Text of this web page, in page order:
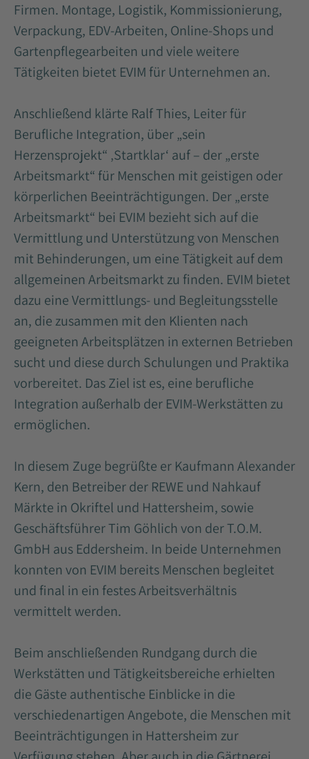
Firmen. Montage, Logistik, Kommissionierung,
Verpackung, EDV-Arbeiten, Online-Shops und
Gartenpflegearbeiten und viele weitere
Tätigkeiten bietet EVIM für Unternehmen an.
Anschließend klärte Ralf Thies, Leiter für
Berufliche Integration, über „sein
Herzensprojekt“ ‚Startklar‘ auf – der „erste
Arbeitsmarkt“ für Menschen mit geistigen oder
körperlichen Beeinträchtigungen. Der „erste
Arbeitsmarkt“ bei EVIM bezieht sich auf die
Vermittlung und Unterstützung von Menschen
mit Behinderungen, um eine Tätigkeit auf dem
allgemeinen Arbeitsmarkt zu finden. EVIM bietet
dazu eine Vermittlungs- und Begleitungsstelle
an, die zusammen mit den Klienten nach
geeigneten Arbeitsplätzen in externen Betrieben
sucht und diese durch Schulungen und Praktika
vorbereitet. Das Ziel ist es, eine berufliche
Integration außerhalb der EVIM-Werkstätten zu
ermöglichen.
In diesem Zuge begrüßte er Kaufmann Alexander
Kern, den Betreiber der REWE und Nahkauf
Märkte in Okriftel und Hattersheim, sowie
Geschäftsführer Tim Göhlich von der T.O.M.
GmbH aus Eddersheim. In beide Unternehmen
konnten von EVIM bereits Menschen begleitet
und final in ein festes Arbeitsverhältnis
vermittelt werden.
Beim anschließenden Rundgang durch die
Werkstätten und Tätigkeitsbereiche erhielten
die Gäste authentische Einblicke in die
verschiedenartigen Angebote, die Menschen mit
Beeinträchtigungen in Hattersheim zur